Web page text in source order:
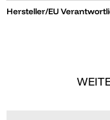
Hersteller/EU